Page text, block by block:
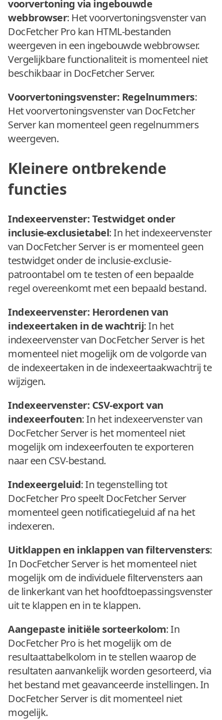
voorvertoning via ingebouwde
webbrowser: Het voorvertoningsvenster van
DocFetcher Pro kan HTML-bestanden
weergeven in een ingebouwde webbrowser.
Vergelijkbare functionaliteit is momenteel niet
beschikbaar in DocFetcher Server.
Voorvertoningsvenster: Regelnummers:
Het voorvertoningsvenster van DocFetcher
Server kan momenteel geen regelnummers
weergeven.
Kleinere ontbrekende
functies
Indexeervenster: Testwidget onder
inclusie-exclusietabel: In het indexeervenster
van DocFetcher Server is er momenteel geen
testwidget onder de inclusie-exclusie-
patroontabel om te testen of een bepaalde
regel overeenkomt met een bepaald bestand.
Indexeervenster: Herordenen van
indexeertaken in de wachtrij: In het
indexeervenster van DocFetcher Server is het
momenteel niet mogelijk om de volgorde van
de indexeertaken in de indexeertaakwachtrij te
wijzigen.
Indexeervenster: CSV-export van
indexeerfouten: In het indexeervenster van
DocFetcher Server is het momenteel niet
mogelijk om indexeerfouten te exporteren
naar een CSV-bestand.
Indexeergeluid: In tegenstelling tot
DocFetcher Pro speelt DocFetcher Server
momenteel geen notificatiegeluid af na het
indexeren.
Uitklappen en inklappen van filtervensters:
In DocFetcher Server is het momenteel niet
mogelijk om de individuele filtervensters aan
de linkerkant van het hoofdtoepassingsvenster
uit te klappen en in te klappen.
Aangepaste initiële sorteerkolom: In
DocFetcher Pro is het mogelijk om de
resultaattabelkolom in te stellen waarop de
resultaten aanvankelijk worden gesorteerd, via
het bestand met geavanceerde instellingen. In
DocFetcher Server is dit momenteel niet
mogelijk.